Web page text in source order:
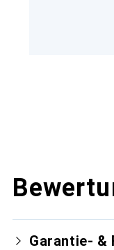
Garantie- &